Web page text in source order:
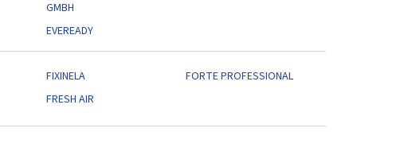
GMBH
EVEREADY
FIXINELA
FORTE PROFESSIONAL
FRESH AIR